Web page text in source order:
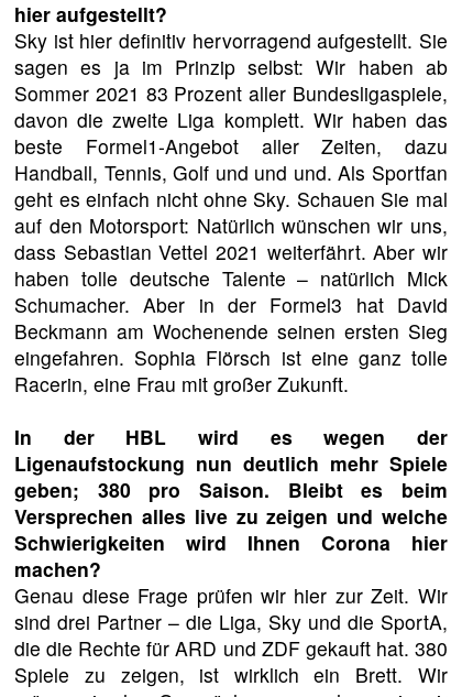
hier aufgestellt?
Sky ist hier definitiv hervorragend aufgestellt. Sie
sagen es ja im Prinzip selbst: Wir haben ab
Sommer 2021 83 Prozent aller Bundesligaspiele,
davon die zweite Liga komplett. Wir haben das
beste Formel1-Angebot aller Zeiten, dazu
Handball, Tennis, Golf und und und. Als Sportfan
geht es einfach nicht ohne Sky. Schauen Sie mal
auf den Motorsport: Natürlich wünschen wir uns,
dass Sebastian Vettel 2021 weiterfährt. Aber wir
haben tolle deutsche Talente – natürlich Mick
Schumacher. Aber in der Formel3 hat David
Beckmann am Wochenende seinen ersten Sieg
eingefahren. Sophia Flörsch ist eine ganz tolle
Racerin, eine Frau mit großer Zukunft.
In der HBL wird es wegen der
Ligenaufstockung nun deutlich mehr Spiele
geben; 380 pro Saison. Bleibt es beim
Versprechen alles live zu zeigen und welche
Schwierigkeiten wird Ihnen Corona hier
machen?
Genau diese Frage prüfen wir hier zur Zeit. Wir
sind drei Partner – die Liga, Sky und die SportA,
die die Rechte für ARD und ZDF gekauft hat. 380
Spiele zu zeigen, ist wirklich ein Brett. Wir